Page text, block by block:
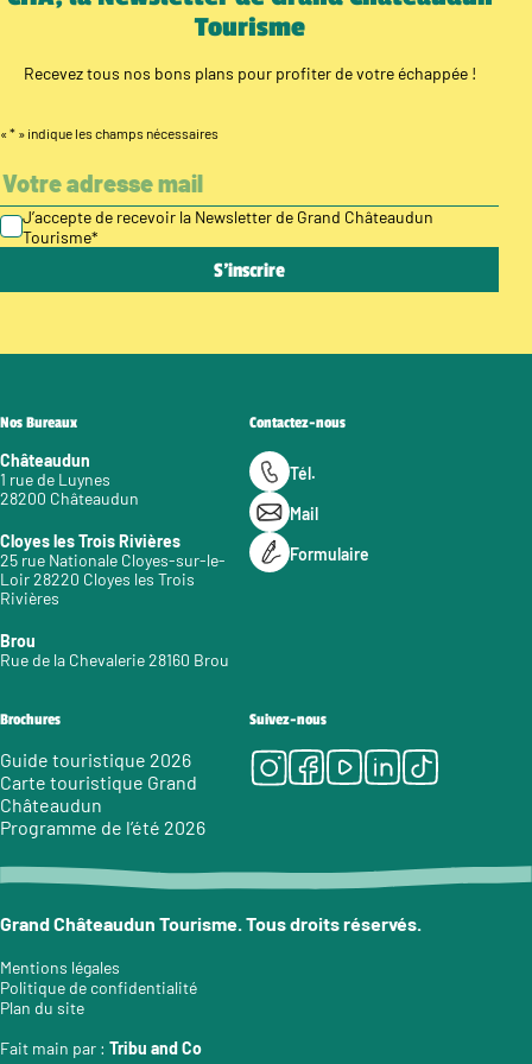
Tourisme
Recevez tous nos bons plans pour profiter de votre échappée !
« * » indique les champs nécessaires
J’accepte de recevoir la Newsletter de Grand Châteaudun
Tourisme*
Nos Bureaux
Châteaudun
1 rue de Luynes
28200 Châteaudun
Cloyes les Trois Rivières
25 rue Nationale Cloyes-sur-le-
Loir 28220 Cloyes les Trois
Rivières
Brou
Rue de la Chevalerie 28160 Brou
Contactez-nous
Tél.
Mail
Formulaire
Brochures
Guide touristique 2026
Carte touristique Grand
Châteaudun
Programme de l’été 2026
Suivez-nous
Instagram
Facebook
Youtube
LinkedIn
Tiktok
Grand Châteaudun Tourisme. Tous droits réservés.
Mentions légales
Politique de confidentialité
Plan du site
Fait main par : Tribu and Co